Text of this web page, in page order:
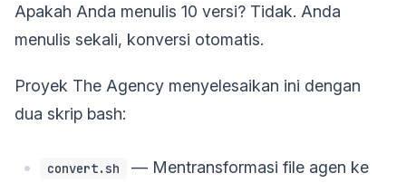
Apakah Anda menulis 10 versi? Tidak. Anda
menulis sekali, konversi otomatis.
Proyek The Agency menyelesaikan ini dengan
dua skrip bash:
convert.sh
— Mentransformasi file agen ke